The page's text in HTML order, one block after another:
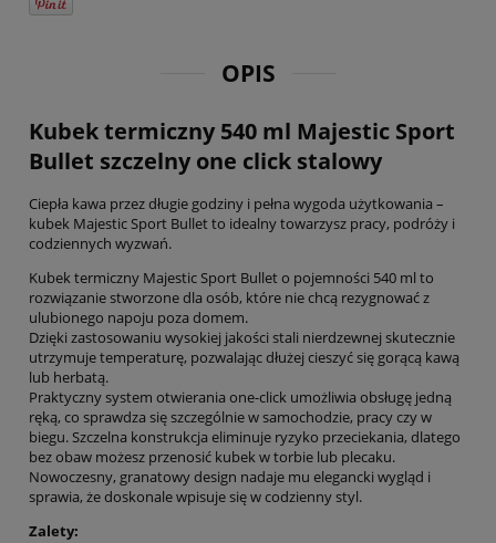
OPIS
Kubek termiczny 540 ml Majestic Sport
Bullet szczelny one click stalowy
Ciepła kawa przez długie godziny i pełna wygoda użytkowania –
kubek Majestic Sport Bullet to idealny towarzysz pracy, podróży i
codziennych wyzwań.
Kubek termiczny Majestic Sport Bullet o pojemności 540 ml to
rozwiązanie stworzone dla osób, które nie chcą rezygnować z
ulubionego napoju poza domem.
Dzięki zastosowaniu wysokiej jakości stali nierdzewnej skutecznie
utrzymuje temperaturę, pozwalając dłużej cieszyć się gorącą kawą
lub herbatą.
Praktyczny system otwierania one-click umożliwia obsługę jedną
ręką, co sprawdza się szczególnie w samochodzie, pracy czy w
biegu. Szczelna konstrukcja eliminuje ryzyko przeciekania, dlatego
bez obaw możesz przenosić kubek w torbie lub plecaku.
Nowoczesny, granatowy design nadaje mu elegancki wygląd i
sprawia, że doskonale wpisuje się w codzienny styl.
Zalety: